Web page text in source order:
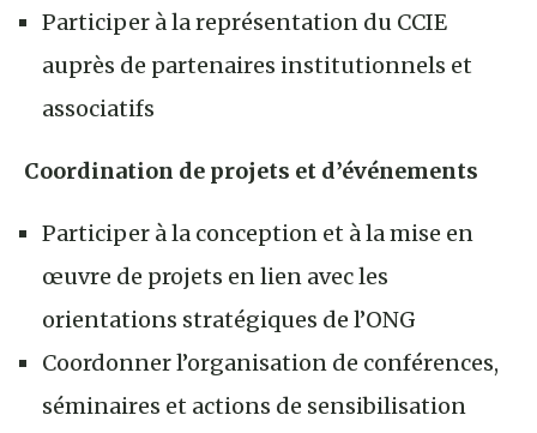
Participer à la représentation du CCIE
auprès de partenaires institutionnels et
associatifs
Coordination de projets et d’événements
Participer à la conception et à la mise en
œuvre de projets en lien avec les
orientations stratégiques de l’ONG
Coordonner l’organisation de conférences,
séminaires et actions de sensibilisation